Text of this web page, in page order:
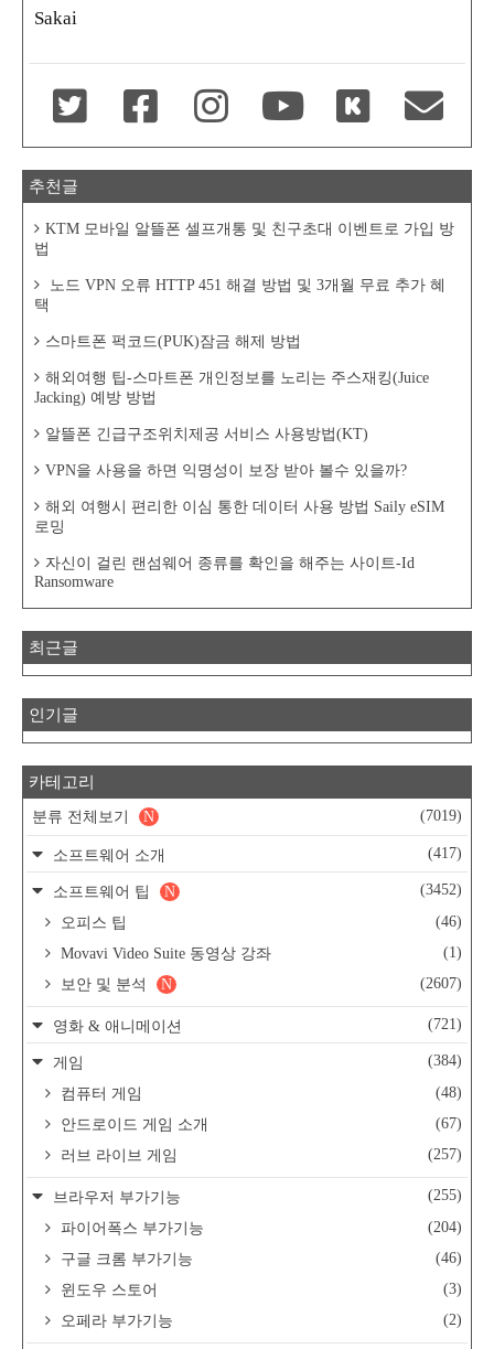
Sakai
추천글
KTM 모바일 알뜰폰 셀프개통 및 친구초대 이벤트로 가입 방
법
노드 VPN 오류 HTTP 451 해결 방법 및 3개월 무료 추가 혜
택
스마트폰 퍽코드(PUK)잠금 해제 방법
해외여행 팁-스마트폰 개인정보를 노리는 주스재킹(Juice
Jacking) 예방 방법
알뜰폰 긴급구조위치제공 서비스 사용방법(KT)
VPN을 사용을 하면 익명성이 보장 받아 볼수 있을까?
해외 여행시 편리한 이심 통한 데이터 사용 방법 Saily eSIM
로밍
자신이 걸린 랜섬웨어 종류를 확인을 해주는 사이트-Id
Ransomware
최근글
인기글
카테고리
분류 전체보기 (7019)
N
소프트웨어 소개 (417)
소프트웨어 팁 (3452)
N
오피스 팁
(46)
Movavi Video Suite 동영상 강좌
(1)
보안 및 분석
(2607)
N
영화 & 애니메이션 (721)
게임
(384)
컴퓨터 게임
(48)
안드로이드 게임 소개
(67)
러브 라이브 게임
(257)
브라우저 부가기능
(255)
파이어폭스 부가기능
(204)
구글 크롬 부가기능
(46)
윈도우 스토어
(3)
오페라 부가기능
(2)